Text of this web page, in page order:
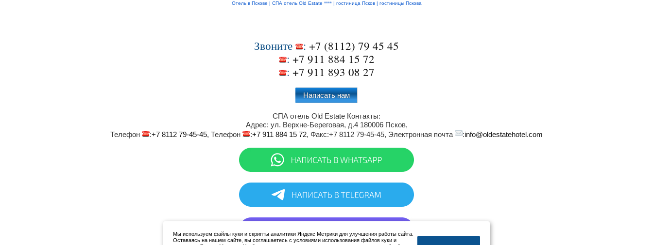
Отель в Пскове | СПА отель Old Estate **** | гостиница Псков | гостиницы Пскова
Звоните : +7 (8112) 79 45 45
: +7 911 884 15 72
: +7 911 893 08 27
Написать нам
СПА отель Old Estate Контакты:
Адрес: ул. Верхне-Береговая, д.4 180006 Псков,
Телефон
:+7 8112 79-45-45, Телефон :+7 911 884 15 72, Факс:+7 8112 79-45-45, Электронная почта :info@oldestatehotel.com
Мы используем файлы куки и скрипты аналитики Яндекс Метрики для улучшения работы сайта.
Оставаясь на нашем сайте, вы соглашаетесь с условиями использования файлов куки и